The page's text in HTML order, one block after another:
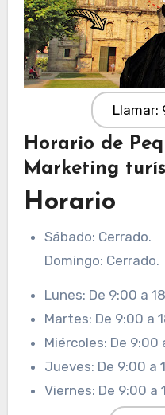
Llamar:
Horario de
Marketing
Horario
Sábado: Cerrado.
Domingo: Cerrado.
Lunes: De 9:00 a
Martes: De 9:00 a
Miércoles: De 9:00
Jueves: De 9:00 a
Viernes: De 9:00 a